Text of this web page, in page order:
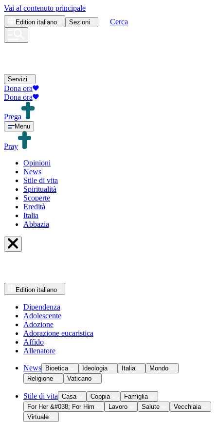
Vai al contenuto principale
Edition italiano Sezioni Cerca
Servizi
Dona ora
Dona ora
Prega
Menu
Pray
Opinioni
News
Stile di vita
Spiritualità
Scoperte
Eredità
Italia
Abbazia
Edition italiano
Dipendenza
Adolescente
Adozione
Adorazione eucaristica
Affido
Allenatore
News Bioetica Ideologia Italia
Mondo
Religione
Vaticano
Stile di vita Casa Coppia
Famiglia
For Her &#038; For Him
Lavoro Salute
Vecchiaia
Virtuale